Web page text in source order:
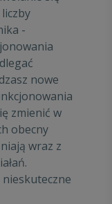
-
nowe
zmienić w
obecny
wraz z